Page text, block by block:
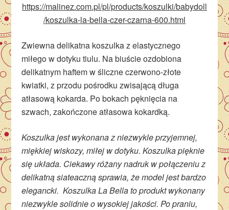
https://malinez.com.pl/pl/products/koszulki/babydoll
/koszulka-la-bella-czer-czarna-600.html
Zwiewna delikatna koszulka z elastycznego
miłego w dotyku tiulu. Na biuście ozdobiona
delikatnym haftem w śliczne czerwono-złote
kwiatki, z przodu pośrodku zwisającą długa
atłasową kokarda. Po bokach pęknięcia na
szwach, zakończone atłasowa kokardką.
Koszulka jest wykonana z niezwykle przyjemnej,
miękkiej wiskozy, miłej w dotyku. Koszulka pięknie
się układa. Ciekawy różany nadruk w połączeniu z
delikatną siateaczną sprawia, że model jest bardzo
elegancki. Koszulka La Bella to produkt wykonany
niezwykle solidnie o wysokiej jakości. Po praniu,